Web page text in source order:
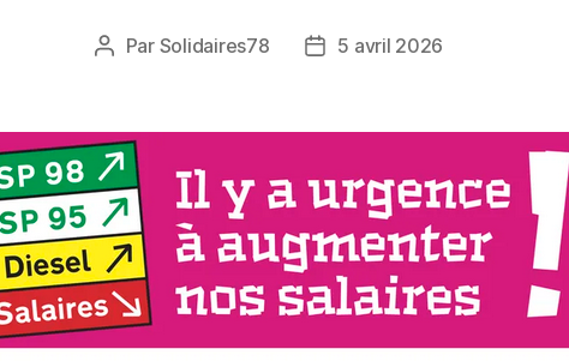
Auteur
Par Solidaires78
Date5 avril 2026